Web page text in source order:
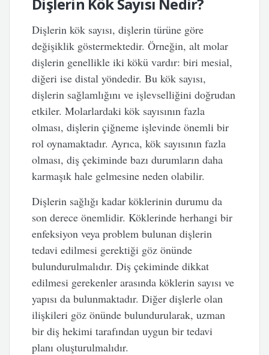
Dişlerin kök sayısı, dişlerin türüne göre
değişiklik göstermektedir. Örneğin, alt molar
dişlerin genellikle iki kökü vardır: biri mesial,
diğeri ise distal yöndedir. Bu kök sayısı,
dişlerin sağlamlığını ve işlevselliğini doğrudan
etkiler. Molarlardaki kök sayısının fazla
olması, dişlerin çiğneme işlevinde önemli bir
rol oynamaktadır. Ayrıca, kök sayısının fazla
olması, diş çekiminde bazı durumların daha
karmaşık hale gelmesine neden olabilir.
Dişlerin sağlığı kadar köklerinin durumu da
son derece önemlidir. Köklerinde herhangi bir
enfeksiyon veya problem bulunan dişlerin
tedavi edilmesi gerektiği göz önünde
bulundurulmalıdır. Diş çekiminde dikkat
edilmesi gerekenler arasında köklerin sayısı ve
yapısı da bulunmaktadır. Diğer dişlerle olan
ilişkileri göz önünde bulundurularak, uzman
bir diş hekimi tarafından uygun bir tedavi
planı oluşturulmalıdır.